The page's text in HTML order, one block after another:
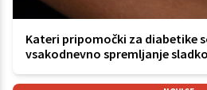
Kateri pripomočki za diabetike
vsakodnevno spremljanje